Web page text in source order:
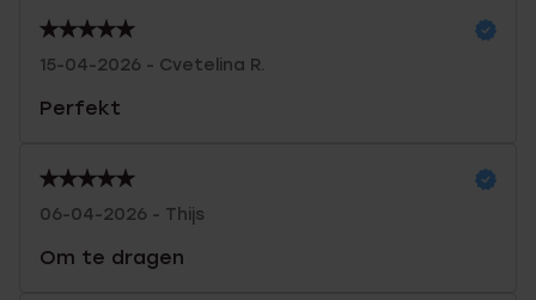
15-04-2026 - Cvetelina R.
Perfekt
06-04-2026 - Thijs
Om te dragen